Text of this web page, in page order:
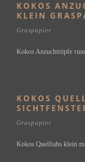
KOKOS
KLEIN
Graspapier
Kokos Anzuchttöpfe
KOKOS
Graspapier
Kokos Quelltabs klein